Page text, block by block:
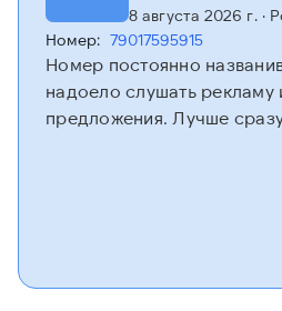
8 августа 2026 г.·
Номер: 79017595915
Номер постоянно
надоело слушать рекламу
предложения. Лучше